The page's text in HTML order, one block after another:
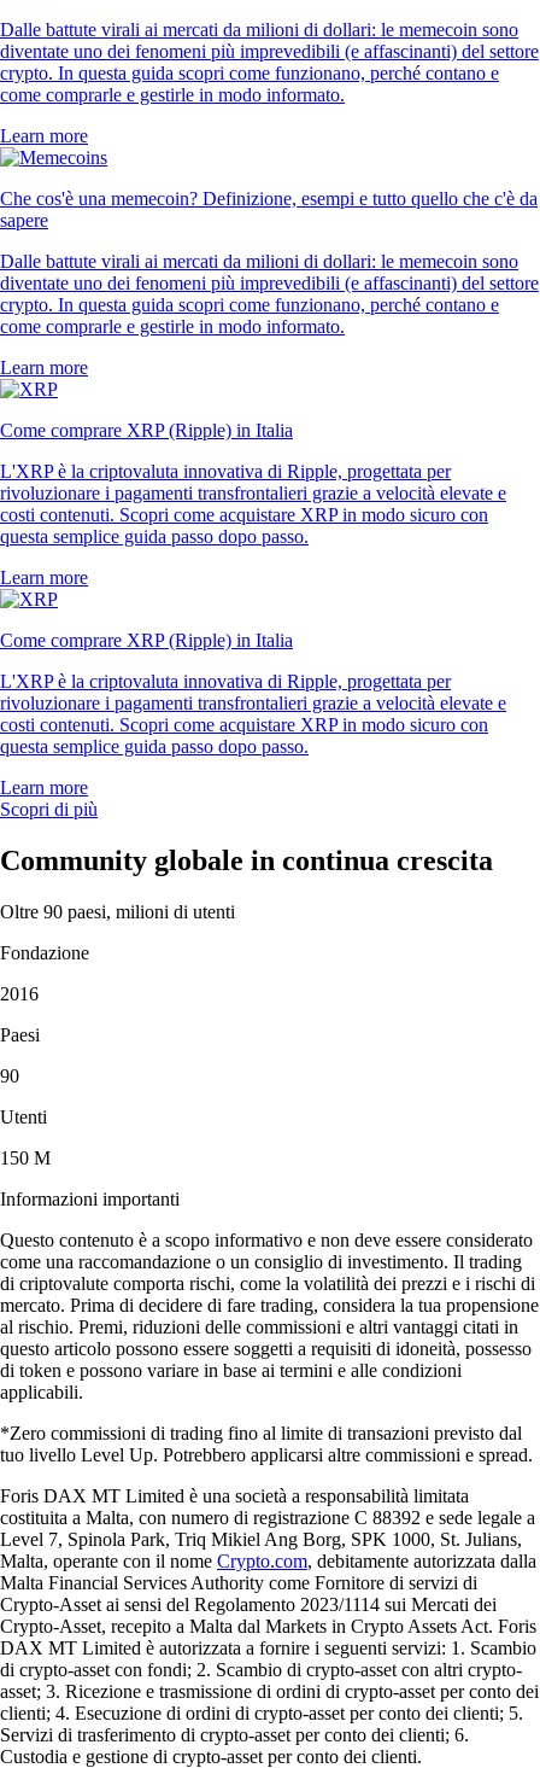
Dalle battute virali ai mercati da milioni di dollari: le memecoin sono
diventate uno dei fenomeni più imprevedibili (e affascinanti) del settore
crypto. In questa guida scopri come funzionano, perché contano e
come comprarle e gestirle in modo informato.
Learn more
Che cos'è una memecoin? Definizione, esempi e tutto quello che c'è da
sapere
Dalle battute virali ai mercati da milioni di dollari: le memecoin sono
diventate uno dei fenomeni più imprevedibili (e affascinanti) del settore
crypto. In questa guida scopri come funzionano, perché contano e
come comprarle e gestirle in modo informato.
Learn more
Come comprare XRP (Ripple) in Italia
L'XRP è la criptovaluta innovativa di Ripple, progettata per
rivoluzionare i pagamenti transfrontalieri grazie a velocità elevate e
costi contenuti. Scopri come acquistare XRP in modo sicuro con
questa semplice guida passo dopo passo.
Learn more
Come comprare XRP (Ripple) in Italia
L'XRP è la criptovaluta innovativa di Ripple, progettata per
rivoluzionare i pagamenti transfrontalieri grazie a velocità elevate e
costi contenuti. Scopri come acquistare XRP in modo sicuro con
questa semplice guida passo dopo passo.
Learn more
Scopri di più
Community globale in continua crescita
Oltre 90 paesi, milioni di utenti
Fondazione
2016
Paesi
90
Utenti
150 M
Informazioni importanti
Questo contenuto è a scopo informativo e non deve essere considerato
come una raccomandazione o un consiglio di investimento. Il trading
di criptovalute comporta rischi, come la volatilità dei prezzi e i rischi di
mercato. Prima di decidere di fare trading, considera la tua propensione
al rischio. Premi, riduzioni delle commissioni e altri vantaggi citati in
questo articolo possono essere soggetti a requisiti di idoneità, possesso
di token e possono variare in base ai termini e alle condizioni
applicabili.
*Zero commissioni di trading fino al limite di transazioni previsto dal
tuo livello Level Up. Potrebbero applicarsi altre commissioni e spread.
Foris DAX MT Limited è una società a responsabilità limitata
costituita a Malta, con numero di registrazione C 88392 e sede legale a
Level 7, Spinola Park, Triq Mikiel Ang Borg, SPK 1000, St. Julians,
Malta, operante con il nome Crypto.com, debitamente autorizzata dalla
Malta Financial Services Authority come Fornitore di servizi di
Crypto-Asset ai sensi del Regolamento 2023/1114 sui Mercati dei
Crypto-Asset, recepito a Malta dal Markets in Crypto Assets Act. Foris
DAX MT Limited è autorizzata a fornire i seguenti servizi: 1. Scambio
di crypto-asset con fondi; 2. Scambio di crypto-asset con altri crypto-
asset; 3. Ricezione e trasmissione di ordini di crypto-asset per conto dei
clienti; 4. Esecuzione di ordini di crypto-asset per conto dei clienti; 5.
Servizi di trasferimento di crypto-asset per conto dei clienti; 6.
Custodia e gestione di crypto-asset per conto dei clienti.